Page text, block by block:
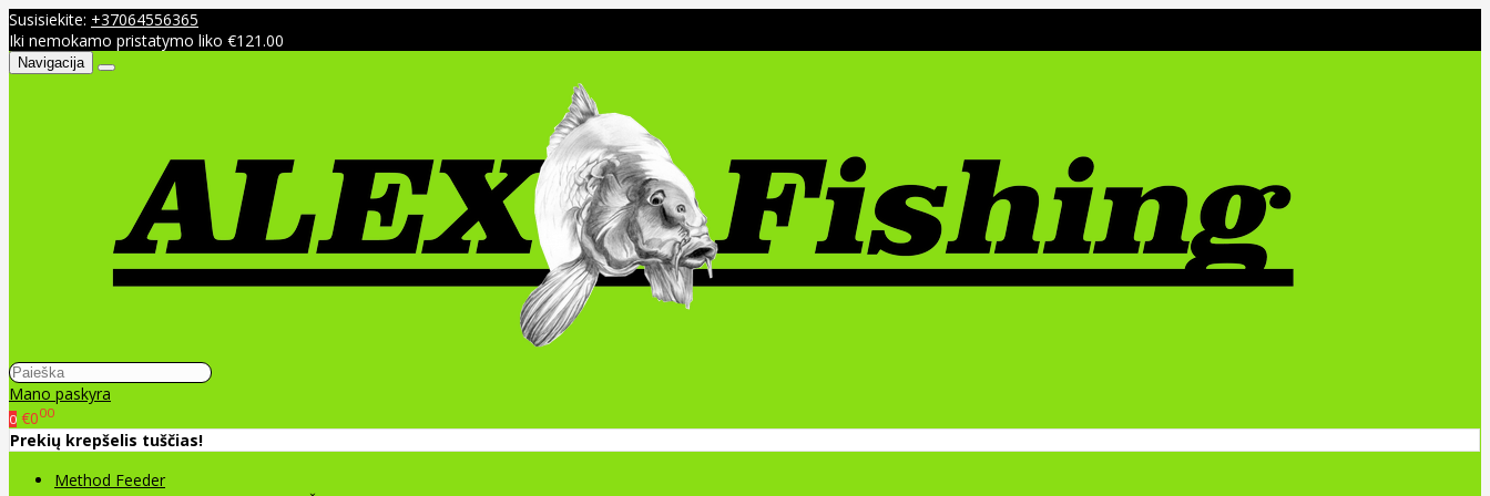
Susisiekite: +37064556365
Iki nemokamo pristatymo liko €121.00
Navigacija
Mano paskyra
0 €000
Prekių krepšelis tuščias!
Method Feeder